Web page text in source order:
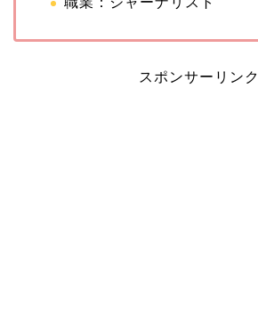
スポンサーリンク